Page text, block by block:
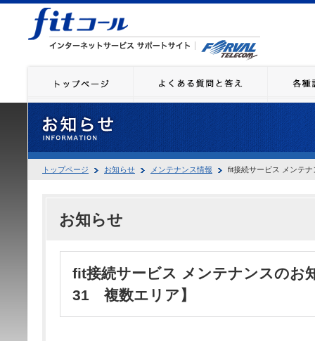
トップページ お知らせ メンテナンス情報 fit接続サービス メンテ
お知らせ
fit接続サービス メンテナンスのお
31 複数エリア】